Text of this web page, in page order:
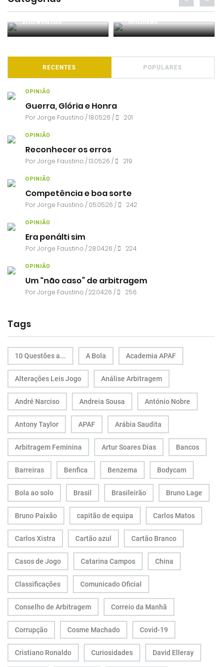
Entrevistas Análises
RECENTES POPULARES
OPINIÃO
Guerra, Glória e Honra
PorJorge Faustino / 18.05.26 / 201
OPINIÃO
Reconhecer os erros
PorJorge Faustino / 13.05.26 / 219
OPINIÃO
Competência e boa sorte
PorJorge Faustino / 05.05.26 / 242
OPINIÃO
Era penálti sim
PorJorge Faustino / 28.04.26 / 224
OPINIÃO
Um “não caso” de arbitragem
PorJorge Faustino / 22.04.26 / 256
Tags
10 Questões a... A Bola Academia APAF
Alterações Leis Jogo Análise Arbitragem
André Narciso Andreia Sousa António Nobre
Antony Taylor APAF Arábia Saudita
Arbitragem Feminina Artur Soares Dias Bancos
Barreiras Benfica Benzema Bodycam
Bola ao solo Brasil Brasileirão Bruno Lage
Bruno Paixão capitão de equipa Carlos Matos
Carlos Xistra Cartão azul Cartão Branco
Casos de Jogo Catarina Campos China
Classificações Comunicado Oficial
Conselho de Arbitragem Correio da Manhã
Corrupção Cosme Machado Covid-19
Cristiano Ronaldo Curiosidades David Elleray